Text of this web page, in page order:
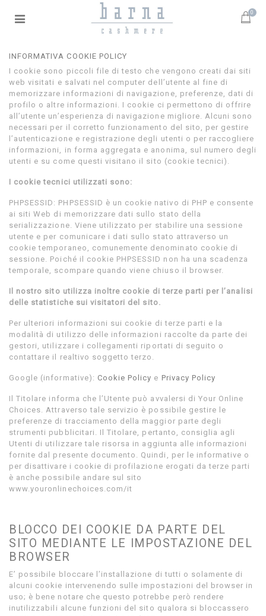
0
INFORMATIVA COOKIE POLICY
I cookie sono piccoli file di testo che vengono creati dai siti
web visitati e salvati nel computer dell’utente al fine di
memorizzare informazioni di navigazione, preferenze, dati di
profilo o altre informazioni. I cookie ci permettono di offrire
all’utente un’esperienza di navigazione migliore. Alcuni sono
necessari per il corretto funzionamento del sito, per gestire
l’autenticazione e registrazione degli utenti o per raccogliere
informazioni, in forma aggregata e anonima, sul numero degli
utenti e su come questi visitano il sito (cookie tecnici).
I cookie tecnici utilizzati sono:
PHPSESSID: PHPSESSID è un cookie nativo di PHP e consente
ai siti Web di memorizzare dati sullo stato della
serializzazione. Viene utilizzato per stabilire una sessione
utente e per comunicare i dati sullo stato attraverso un
cookie temporaneo, comunemente denominato cookie di
sessione. Poiché il cookie PHPSESSID non ha una scadenza
temporale, scompare quando viene chiuso il browser.
Il nostro sito utilizza inoltre cookie di terze parti per l’analisi
delle statistiche sui visitatori del sito.
Per ulteriori informazioni sui cookie di terze parti e la
modalità di utilizzo delle informazioni raccolte da parte dei
gestori, utilizzare i collegamenti riportati di seguito o
contattare il realtivo soggetto terzo.
Google (informative): Cookie Policy e Privacy Policy
Il Titolare informa che l’Utente può avvalersi di Your Online
Choices. Attraverso tale servizio è possibile gestire le
preferenze di tracciamento della maggior parte degli
strumenti pubblicitari. Il Titolare, pertanto, consiglia agli
Utenti di utilizzare tale risorsa in aggiunta alle informazioni
fornite dal presente documento. Quindi, per le informative o
per disattivare i cookie di profilazione erogati da terze parti
è anche possibile andare sul sito
www.youronlinechoices.com/it
BLOCCO DEI COOKIE DA PARTE DEL
SITO MEDIANTE LE IMPOSTAZIONE DEL
BROWSER
E’ possibile bloccare l’installazione di tutti o solamente di
alcuni cookie intervenendo sulle impostazioni del browser in
uso; è bene notare che questo potrebbe però rendere
inutilizzabili alcune funzioni del sito qualora si bloccassero